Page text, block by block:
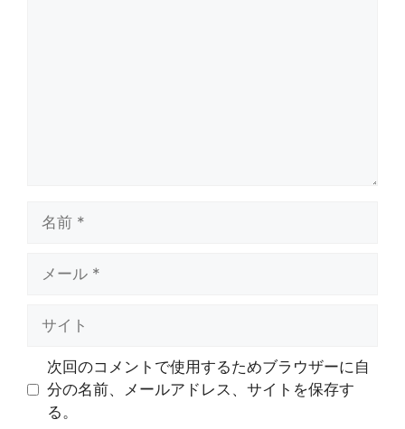
次回のコメントで使用するためブラウザーに自
分の名前、メールアドレス、サイトを保存す
る。